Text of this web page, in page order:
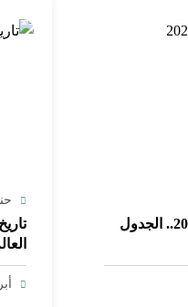
مباريات فرنسا في كأس العالم 2026.. الجدول